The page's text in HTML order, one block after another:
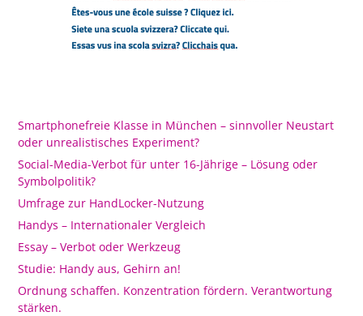
Smartphonefreie Klasse in München – sinnvoller Neustart
oder unrealistisches Experiment?
Social-Media-Verbot für unter 16-Jährige – Lösung oder
Symbolpolitik?
Umfrage zur HandLocker-Nutzung
Handys – Internationaler Vergleich
Essay – Verbot oder Werkzeug
Studie: Handy aus, Gehirn an!
Ordnung schaffen. Konzentration fördern. Verantwortung
stärken.